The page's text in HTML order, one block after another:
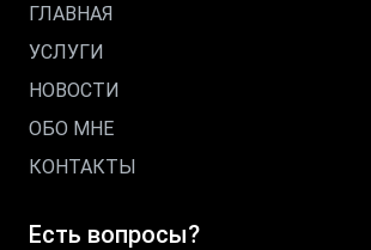
ГЛАВНАЯ
УСЛУГИ
НОВОСТИ
ОБО МНЕ
КОНТАКТЫ
Есть вопросы?